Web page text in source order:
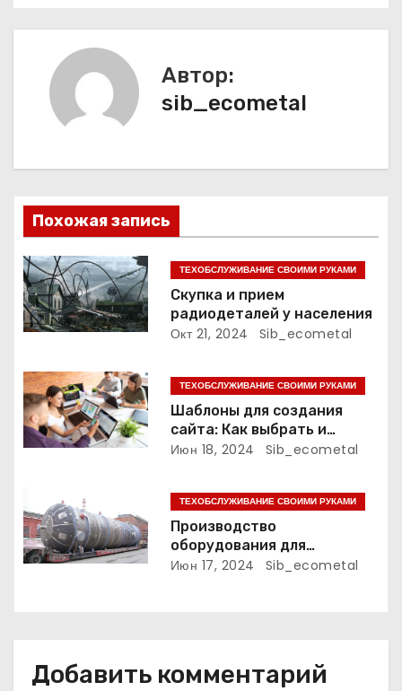
ц
и
я
п
о
а
п
я
Автор:
sib_ecometal
Похожая запись
ТЕХОБСЛУЖИВАНИЕ СВОИМИ РУКАМИ
Скупка и прием
радиодеталей у населения
Окт 21, 2024 Sib_ecometal
ТЕХОБСЛУЖИВАНИЕ СВОИМИ РУКАМИ
Шаблоны для создания
сайта: Как выбрать и
использовать
Июн 18, 2024 Sib_ecometal
ТЕХОБСЛУЖИВАНИЕ СВОИМИ РУКАМИ
Производство
оборудования для
нефтегазового комплекса,
Июн 17, 2024 Sib_ecometal
Добавить комментарий